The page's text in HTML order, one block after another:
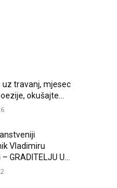
uz travanj, mjesec
okušajte...
Vladimiru
GRADITELJU U...